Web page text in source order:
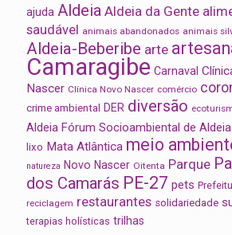
ajuda Aldeia Aldeia da Gente
saudável animais abandonados animais
Aldeia-Beberibe arte
Camaragibe Carnaval
Nascer Clínica Novo Nascer comércio
crime ambiental DER diversão
Aldeia Fórum Socioambiental de Aldeia
lixo Mata Atlântica meio
natureza Novo Nascer Oitenta Parque
dos Camarás PE-27 pets
reciclagem restaurantes solidariedade
terapias holísticas trilhas